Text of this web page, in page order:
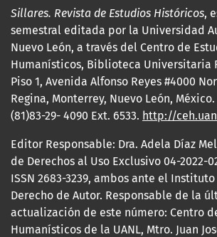
Sillares. Revista de Estudios Históricos,
semestral editada por la Universidad
Nuevo León, a través del Centro de
Humanísticos, Biblioteca Universitaria
Piso 1, Avenida Alfonso Reyes #4000
Regina, Monterrey, Nuevo León, México.
(81)83-29- 4090 Ext. 6533. http://
Editor Responsable: Dra. Adela Díaz
de Derechos al Uso Exclusivo 04-2022-
ISSN 2683-3239, ambos ante el
Derecho de Autor. Responsable de la
actualización de este número: Centro
Humanísticos de la UANL, Mtro. Juan